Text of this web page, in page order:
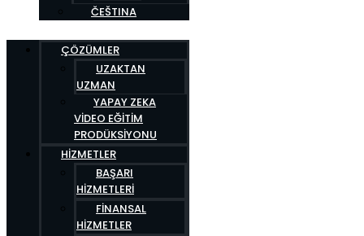
ČEŠTINA
ÇÖZÜMLER
UZAKTAN
UZMAN
YAPAY ZEKA
VIDEO EĞITIM
PRODÜKSIYONU
HIZMETLER
BAŞARI
HIZMETLERI
FINANSAL
HIZMETLER